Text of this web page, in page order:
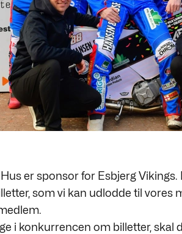
Hus er sponsor for Esbjerg
som vi kan udlodde til vores
i konkurrencen om billetter, skal